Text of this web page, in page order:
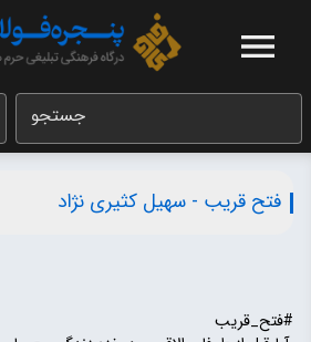
جستجو
فتح قریب - سهیل کثیری نژاد
#فتح_قریب